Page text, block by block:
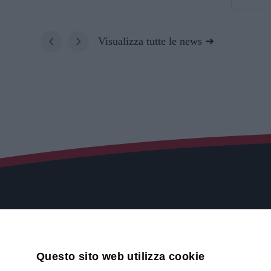
‹ › Visualizza tutte le news
Questo sito web utilizza cookie